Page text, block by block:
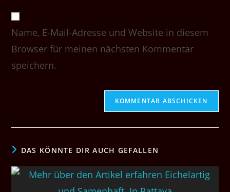
ein
zum
Kommentieren
URL
ein
(optional)
Name, E-Mail-Adresse und Website in diesem
Browser für meinen nächsten Kommentar
speichern.
DAS KÖNNTE DIR AUCH GEFALLEN